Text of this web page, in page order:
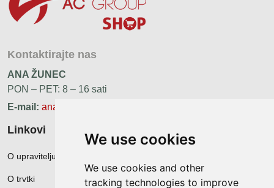
We use cookies
We use cookies and other
tracking technologies to improve
Kontaktirajte nas
ANA ŽUNEC
PON – PET: 8 – 16 sati
E-mail: ana.zunec@ac-group.hr
Linkovi
O upravitelju web portala
O trvtki